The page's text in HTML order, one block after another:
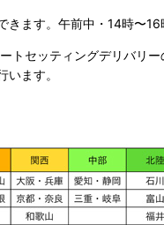
ます。 午前中・14時〜
トセッティングデリバリ
ます。